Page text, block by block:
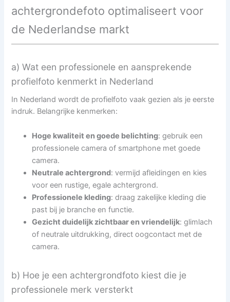
achtergrondefoto optimaliseert voor
de Nederlandse markt
a) Wat een professionele en aansprekende
profielfoto kenmerkt in Nederland
In Nederland wordt de profielfoto vaak gezien als je eerste
indruk. Belangrijke kenmerken:
Hoge kwaliteit en goede belichting: gebruik een
professionele camera of smartphone met goede
camera.
Neutrale achtergrond: vermijd afleidingen en kies
voor een rustige, egale achtergrond.
Professionele kleding: draag zakelijke kleding die
past bij je branche en functie.
Gezicht duidelijk zichtbaar en vriendelijk: glimlach
of neutrale uitdrukking, direct oogcontact met de
camera.
b) Hoe je een achtergrondfoto kiest die je
professionele merk versterkt